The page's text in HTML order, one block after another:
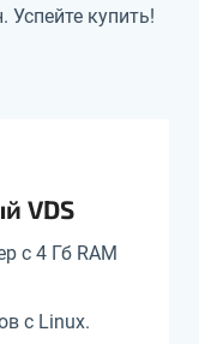
купить!
VDS
с 4 Гб RAM
с Linux.